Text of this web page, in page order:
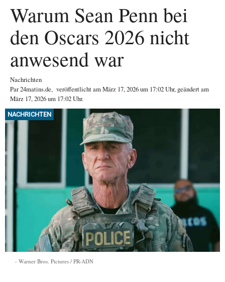
Warum Sean Penn bei
den Oscars 2026 nicht
anwesend war
Nachrichten
Par24matins.de, veröffentlicht amMärz 17, 2026um 17:02 Uhr, geändert am
März 17, 2026 um 17:02 Uhr.
NACHRICHTEN
Warner Bros. Pictures / PR-ADN